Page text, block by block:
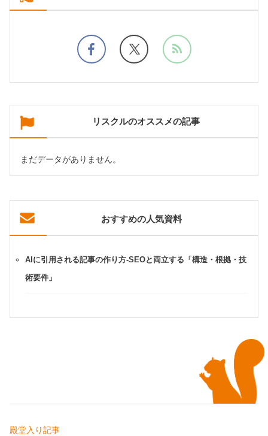
リスクルのオススメの記事
まだデータがありません。
おすすめの人気資料
AIに引用される記事の作り方-SEOと両立する「構造・根拠・技
術要件」
殿堂入り記事